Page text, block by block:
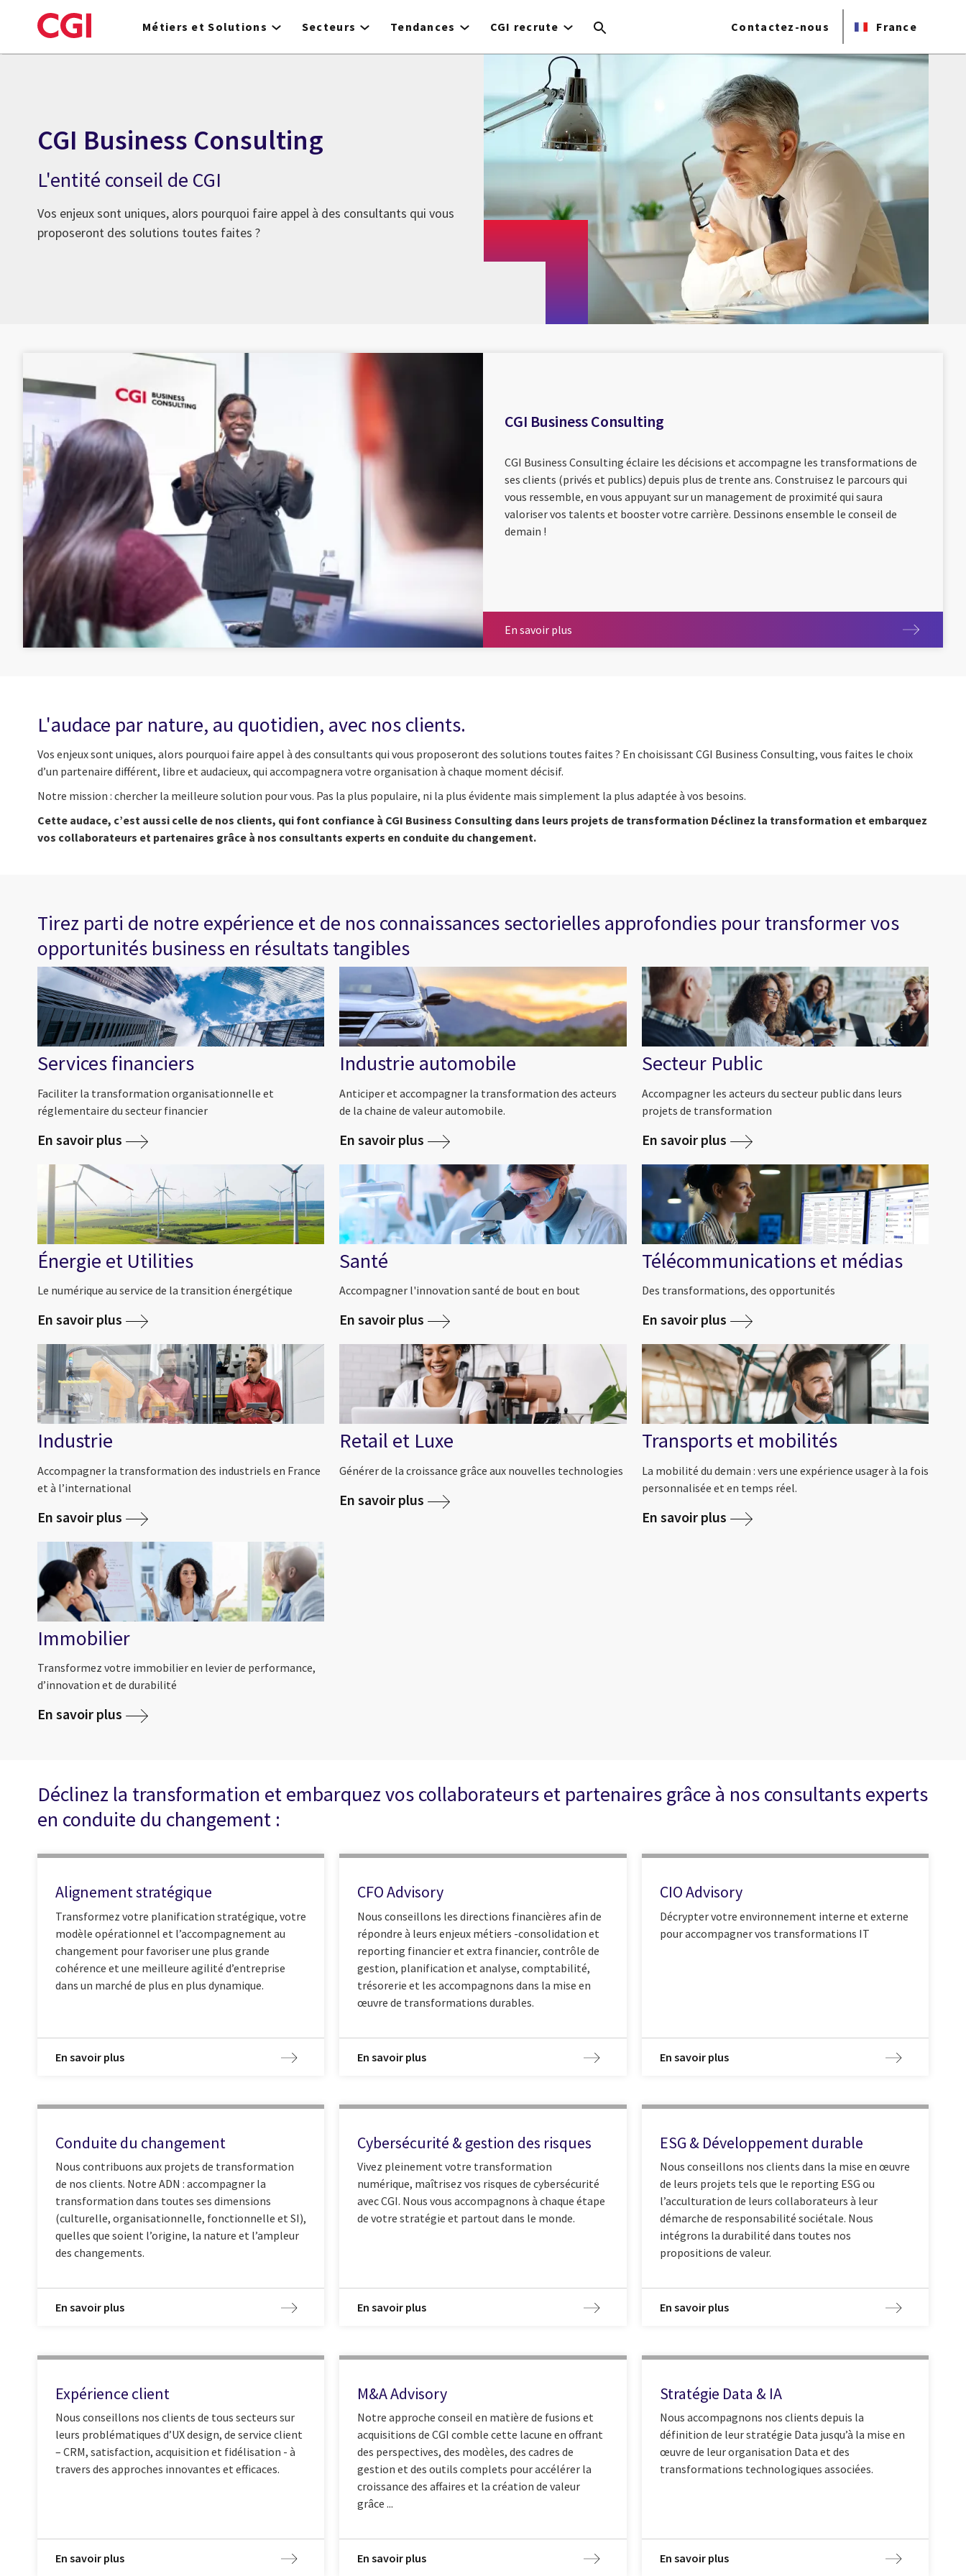
to
Métiers et Solutions Secteurs Tendances CGI recrute Contactez-nous France
CGI Business Consulting
L'entité conseil de CGI
Vos enjeux sont uniques, alors pourquoi faire appel à des consultants qui vous
proposeront des solutions toutes faites ?
CGI Business Consulting
CGI Business Consulting éclaire les décisions et accompagne les transformations de
ses clients (privés et publics) depuis plus de trente ans. Construisez le parcours qui
vous ressemble, en vous appuyant sur un management de proximité qui saura
valoriser vos talents et booster votre carrière. Dessinons ensemble le conseil de
demain !
En savoir plus
L'audace par nature, au quotidien, avec nos clients.
Vos enjeux sont uniques, alors pourquoi faire appel à des consultants qui vous proposeront des solutions toutes faites ? En choisissant CGI Business Consulting, vous faites le choix
d’un partenaire différent, libre et audacieux, qui accompagnera votre organisation à chaque moment décisif.
Notre mission : chercher la meilleure solution pour vous. Pas la plus populaire, ni la plus évidente mais simplement la plus adaptée à vos besoins.
Cette audace, c’est aussi celle de nos clients, qui font confiance à CGI Business Consulting dans leurs projets de transformation Déclinez la transformation et embarquez
vos collaborateurs et partenaires grâce à nos consultants experts en conduite du changement.
Tirez parti de notre expérience et de nos connaissances sectorielles approfondies pour transformer vos
opportunités business en résultats tangibles
Services financiers
Faciliter la transformation organisationnelle et
réglementaire du secteur financier
En savoir plus
Énergie et Utilities
Le numérique au service de la transition énergétique
En savoir plus
Industrie
Accompagner la transformation des industriels en France
et à l’international
En savoir plus
Immobilier
Transformez votre immobilier en levier de performance,
d’innovation et de durabilité
En savoir plus
Industrie automobile
Anticiper et accompagner la transformation des acteurs
de la chaine de valeur automobile.
En savoir plus
Santé
Accompagner l'innovation santé de bout en bout
En savoir plus
Retail et Luxe
Générer de la croissance grâce aux nouvelles technologies
En savoir plus
Secteur Public
Accompagner les acteurs du secteur public dans leurs
projets de transformation
En savoir plus
Télécommunications et médias
Des transformations, des opportunités
En savoir plus
Transports et mobilités
La mobilité du demain : vers une expérience usager à la fois
personnalisée et en temps réel.
En savoir plus
Déclinez la transformation et embarquez vos collaborateurs et partenaires grâce à nos consultants experts
en conduite du changement :
Alignement stratégique
Transformez votre planification stratégique, votre
modèle opérationnel et l’accompagnement au
changement pour favoriser une plus grande
cohérence et une meilleure agilité d’entreprise
dans un marché de plus en plus dynamique.
En savoir plus
CFO Advisory
Nous conseillons les directions financières afin de
répondre à leurs enjeux métiers -consolidation et
reporting financier et extra financier, contrôle de
gestion, planification et analyse, comptabilité,
trésorerie et les accompagnons dans la mise en
œuvre de transformations durables.
En savoir plus
CIO Advisory
Décrypter votre environnement interne et externe
pour accompagner vos transformations IT
En savoir plus
Conduite du changement
Nous contribuons aux projets de transformation
de nos clients. Notre ADN : accompagner la
transformation dans toutes ses dimensions
(culturelle, organisationnelle, fonctionnelle et SI),
quelles que soient l’origine, la nature et l’ampleur
des changements.
En savoir plus
Cybersécurité & gestion des risques
Vivez pleinement votre transformation
numérique, maîtrisez vos risques de cybersécurité
avec CGI. Nous vous accompagnons à chaque étape
de votre stratégie et partout dans le monde.
En savoir plus
ESG & Développement durable
Nous conseillons nos clients dans la mise en œuvre
de leurs projets tels que le reporting ESG ou
l’acculturation de leurs collaborateurs à leur
démarche de responsabilité sociétale. Nous
intégrons la durabilité dans toutes nos
propositions de valeur.
En savoir plus
Expérience client
Nous conseillons nos clients de tous secteurs sur
leurs problématiques d’UX design, de service client
– CRM, satisfaction, acquisition et fidélisation - à
travers des approches innovantes et efficaces.
En savoir plus
M&A Advisory
Notre approche conseil en matière de fusions et
acquisitions de CGI comble cette lacune en offrant
des perspectives, des modèles, des cadres de
gestion et des outils complets pour accélérer la
croissance des affaires et la création de valeur
grâce ...
En savoir plus
Stratégie Data & IA
Nous accompagnons nos clients depuis la
définition de leur stratégie Data jusqu’à la mise en
œuvre de leur organisation Data et des
transformations technologiques associées.
En savoir plus